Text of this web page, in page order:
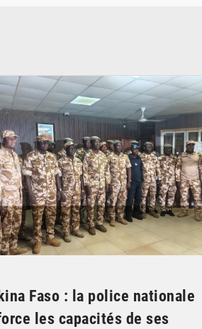
Faso : la police nationale
les capacités de ses